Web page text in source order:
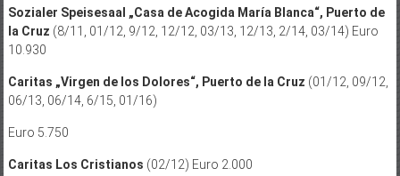
Sozialer Speisesaal „Casa de Acogida María Blanca“, Puerto de
la Cruz (8/11, 01/12, 9/12, 12/12, 03/13, 12/13, 2/14, 03/14) Euro
10.930
Caritas „Virgen de los Dolores“, Puerto de la Cruz (01/12, 09/12,
06/13, 06/14, 6/15, 01/16)
Euro 5.750
Caritas Los Cristianos (02/12) Euro 2.000